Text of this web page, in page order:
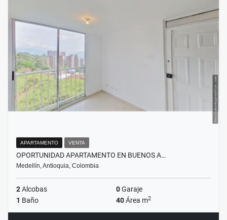
APARTAMENTO VENTA
OPORTUNIDAD APARTAMENTO EN BUENOS A…
Medellín, Antioquia, Colombia
2Alcobas 0Garaje
1 Baño 40Área m2